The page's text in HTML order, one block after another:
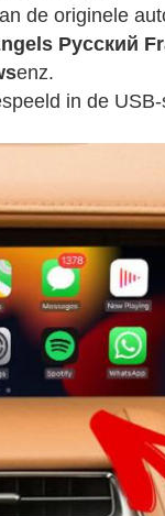
de originele
Pусский
enz.
in de